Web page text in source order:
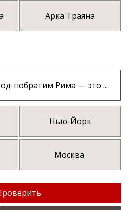
Арка Траяна
побратим Рима — это ...
Нью-Йорк
Москва